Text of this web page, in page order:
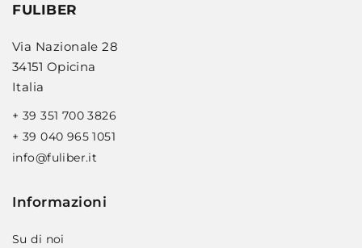
FULIBER
Via Nazionale 28
34151 Opicina
Italia
+ 39 351 700 3826
+ 39 040 965 1051
info@fuliber.it
Informazioni
Su di noi